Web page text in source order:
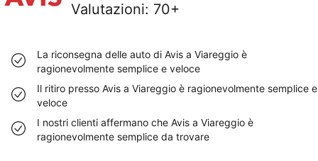
Valutazioni: 70+
La riconsegna delle auto di Avis a Viareggio è
ragionevolmente semplice e veloce
Il ritiro presso Avis a Viareggio è ragionevolmente semplice e
veloce
I nostri clienti affermano che Avis a Viareggio è
ragionevolmente semplice da trovare